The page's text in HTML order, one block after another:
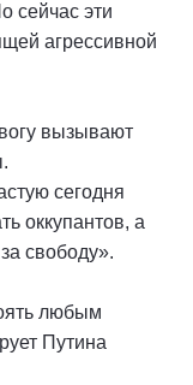
сейчас эти
агрессивной
вызывают
сегодня
оккупантов, а
свободу».
любым
Путина